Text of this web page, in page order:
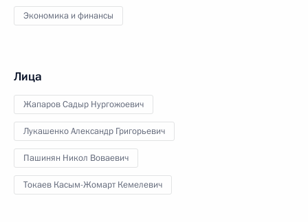
Экономика и финансы
Лица
Жапаров Садыр Нургожоевич
Лукашенко Александр Григорьевич
Пашинян Никол Воваевич
Токаев Касым-Жомарт Кемелевич